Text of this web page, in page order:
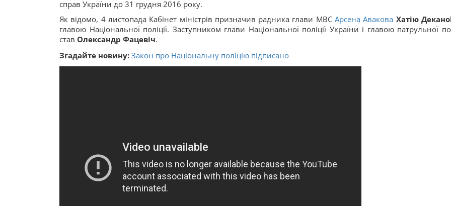
справ України до 31 грудня 2016 року.
Як відомо, 4 листопада Кабінет міністрів призначив радника глави МВСАрсена Авакова Хатію
главою Національної поліції. Заступником глави Національної поліції України і главою патрульної
став Олександр Фацевіч.
Згадайте новину: Закон про Національну поліцію підписано